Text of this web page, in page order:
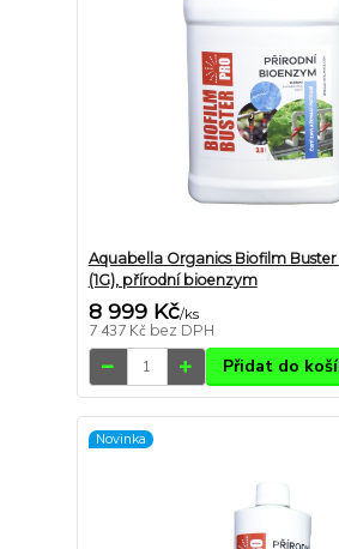
Aquabella Organics Biofilm Buster
(1G), přírodní bioenzym
8 999 Kč/ks
7 437 Kč bez DPH
Přidat do
Novinka